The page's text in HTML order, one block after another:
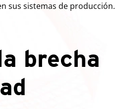
sus sistemas de producción.
brecha